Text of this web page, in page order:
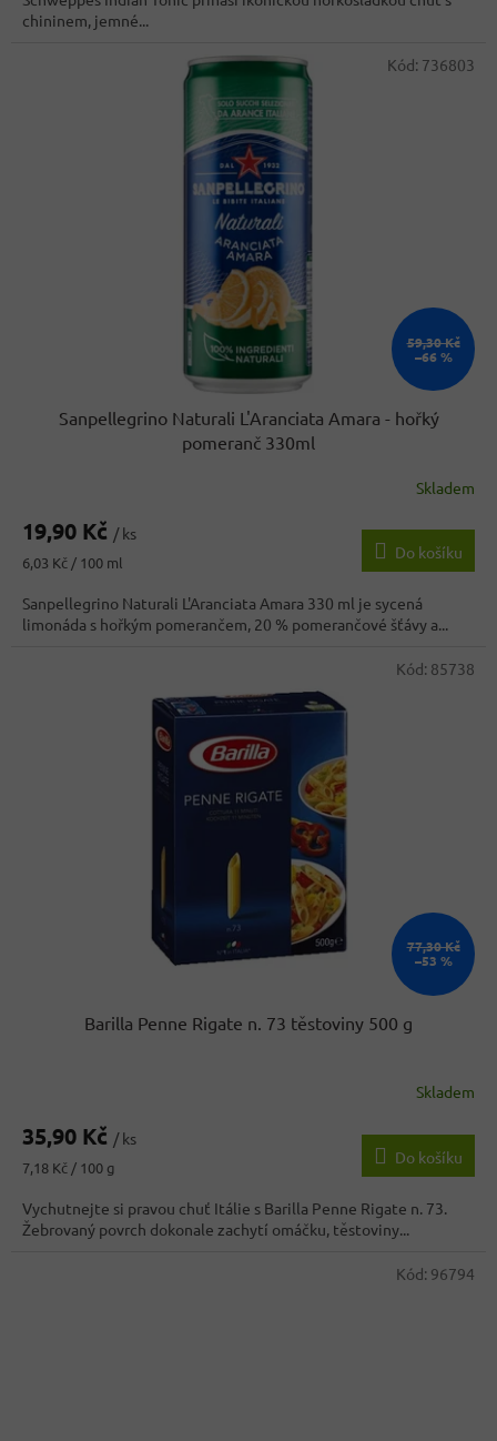
chininem, jemné...
59,30 Kč
–66 %
Sanpellegrino Naturali L'Aranciata Amara - hořký
pomeranč 330ml
Skladem
19,90 Kč / ks
Měrná
6,03 Kč / 100 ml
Do košíku
Sanpellegrino Naturali L'Aranciata Amara 330 ml je sycená
limonáda s hořkým pomerančem, 20 % pomerančové šťávy a...
Kód: 736803
77,30 Kč
–53 %
Barilla Penne Rigate n. 73 těstoviny 500 g
Skladem
35,90 Kč / ks
Měrná
7,18 Kč / 100 g
Do košíku
Vychutnejte si pravou chuť Itálie s Barilla Penne Rigate n. 73.
Žebrovaný povrch dokonale zachytí omáčku, těstoviny...
Kód: 85738
Kód: 96794